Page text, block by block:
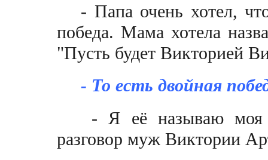
- Папа очень хотел,
победа. Мама хотела
"Пусть будет Викторией
- То есть двойная
- Я её называю моя
разговор муж Виктории